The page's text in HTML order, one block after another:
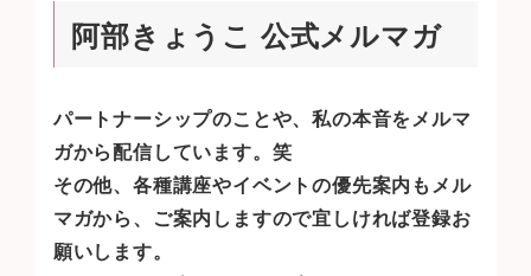
阿部きょうこ 公式メルマガ
パートナーシップのことや、私の本音をメルマ
ガから配信しています。笑
その他、各種講座やイベントの優先案内もメル
マガから、ご案内しますので宜しければ登録お
願いします。